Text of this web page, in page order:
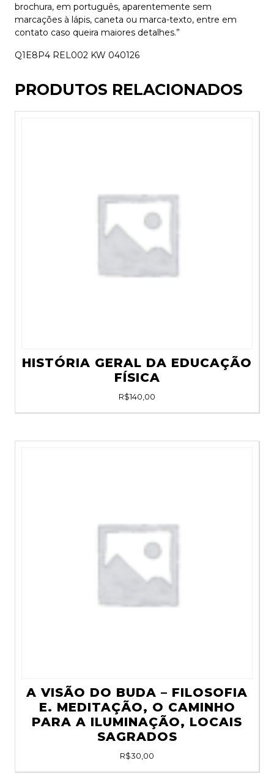
brochura, em português, aparentemente sem
marcações à lápis, caneta ou marca-texto, entre em
contato caso queira maiores detalhes.”
Q1E8P4 REL002 KW 040126
PRODUTOS RELACIONADOS
HISTÓRIA GERAL DA EDUCAÇÃO
FÍSICA
R$140,00
A VISÃO DO BUDA – FILOSOFIA
E. MEDITAÇÃO, O CAMINHO
PARA A ILUMINAÇÃO, LOCAIS
SAGRADOS
R$30,00